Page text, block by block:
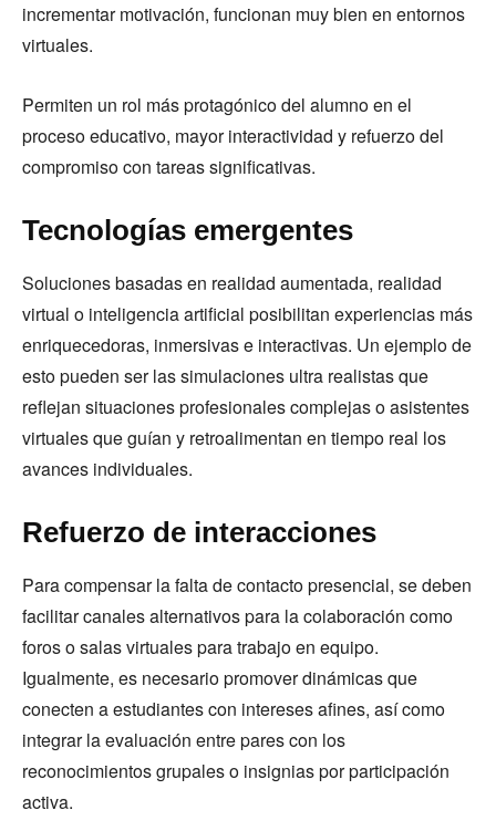
incrementar motivación, funcionan muy bien en entornos
virtuales.
Permiten un rol más protagónico del alumno en el
proceso educativo, mayor interactividad y refuerzo del
compromiso con tareas significativas.
Tecnologías emergentes
Soluciones basadas en realidad aumentada, realidad
virtual o inteligencia artificial posibilitan experiencias más
enriquecedoras, inmersivas e interactivas. Un ejemplo de
esto pueden ser las simulaciones ultra realistas que
reflejan situaciones profesionales complejas o asistentes
virtuales que guían y retroalimentan en tiempo real los
avances individuales.
Refuerzo de interacciones
Para compensar la falta de contacto presencial, se deben
facilitar canales alternativos para la colaboración como
foros o salas virtuales para trabajo en equipo.
Igualmente, es necesario promover dinámicas que
conecten a estudiantes con intereses afines, así como
integrar la evaluación entre pares con los
reconocimientos grupales o insignias por participación
activa.